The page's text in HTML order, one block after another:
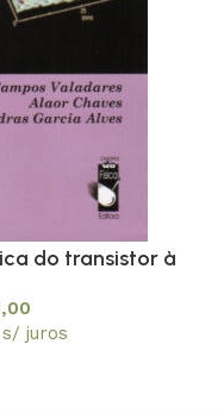
do transistor à
s/ juros